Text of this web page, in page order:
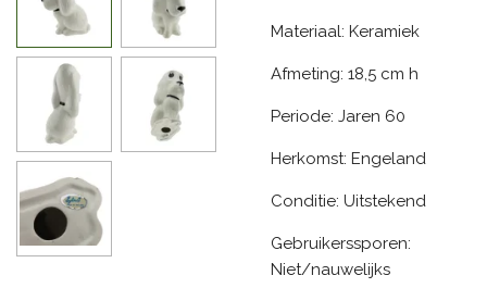
Materiaal: Keramiek
Afmeting: 18,5 cm h
Periode: Jaren 60
Herkomst: Engeland
Conditie: Uitstekend
Gebruikerssporen:
Niet/nauwelijks